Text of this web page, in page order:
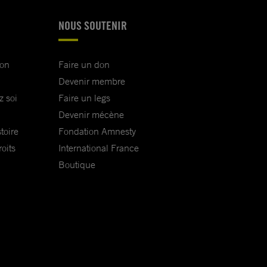
soi
NOUS SOUTENIR
Faire un don
Devenir membre
Faire un legs
Devenir mécène
Fondation Amnesty
International France
Boutique